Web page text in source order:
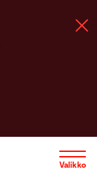
Valikko